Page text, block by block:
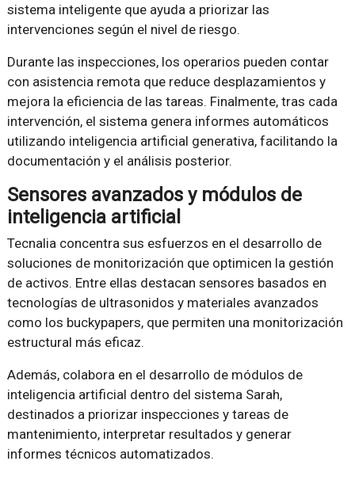
sistema inteligente que ayuda a priorizar las
intervenciones según el nivel de riesgo.
Durante las inspecciones, los operarios pueden contar
con asistencia remota que reduce desplazamientos y
mejora la eficiencia de las tareas. Finalmente, tras cada
intervención, el sistema genera informes automáticos
utilizando inteligencia artificial generativa, facilitando la
documentación y el análisis posterior.
Sensores avanzados y módulos de
inteligencia artificial
Tecnalia concentra sus esfuerzos en el desarrollo de
soluciones de monitorización que optimicen la gestión
de activos. Entre ellas destacan sensores basados en
tecnologías de ultrasonidos y materiales avanzados
como los buckypapers, que permiten una monitorización
estructural más eficaz.
Además, colabora en el desarrollo de módulos de
inteligencia artificial dentro del sistema Sarah,
destinados a priorizar inspecciones y tareas de
mantenimiento, interpretar resultados y generar
informes técnicos automatizados.